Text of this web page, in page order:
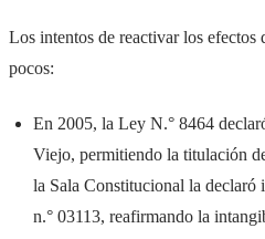
Los intentos de reactivar los
pocos:
En 2005, la Ley N.° 8464
Viejo, permitiendo la titulación
la Sala Constitucional la declaró
n.° 03113, reafirmando la